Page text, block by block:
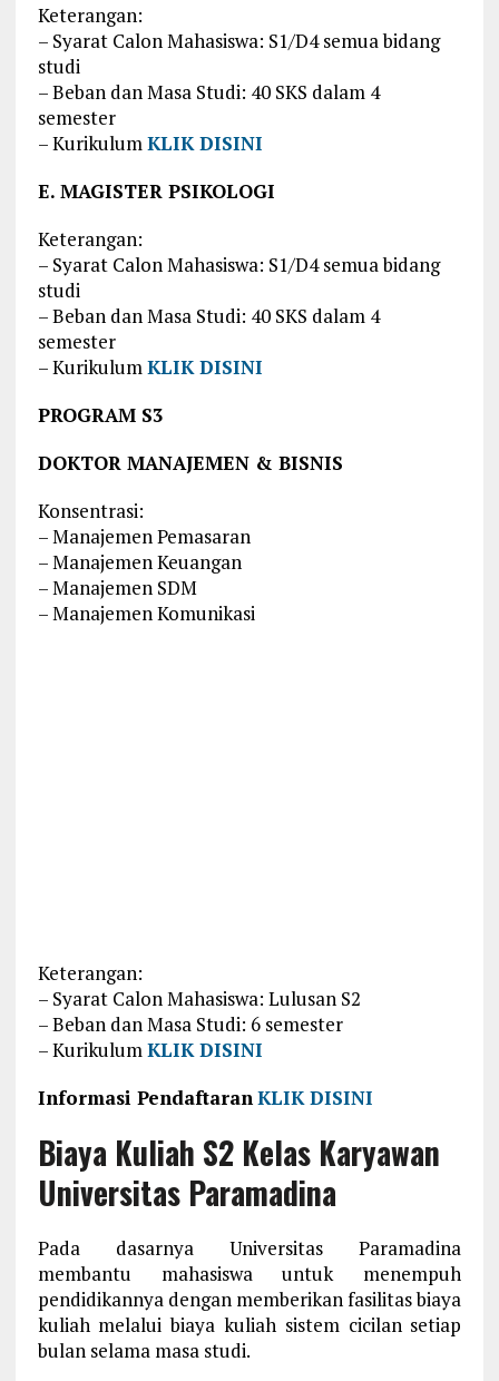
Keterangan:
– Syarat Calon Mahasiswa: S1/D4 semua bidang
studi
– Beban dan Masa Studi: 40 SKS dalam 4
semester
– KurikulumKLIK DISINI
E. MAGISTER PSIKOLOGI
Keterangan:
– Syarat Calon Mahasiswa: S1/D4 semua bidang
studi
– Beban dan Masa Studi: 40 SKS dalam 4
semester
– KurikulumKLIK DISINI
PROGRAM S3
DOKTOR MANAJEMEN & BISNIS
Konsentrasi:
– Manajemen Pemasaran
– Manajemen Keuangan
– Manajemen SDM
– Manajemen Komunikasi
Keterangan:
– Syarat Calon Mahasiswa: Lulusan S2
– Beban dan Masa Studi: 6 semester
– KurikulumKLIK DISINI
Informasi PendaftaranKLIK DISINI
Biaya Kuliah S2 Kelas Karyawan
Universitas Paramadina
Pada dasarnya Universitas Paramadina
membantu mahasiswa untuk menempuh
pendidikannya dengan memberikan fasilitas biaya
kuliah melalui biaya kuliah sistem cicilan setiap
bulan selama masa studi.